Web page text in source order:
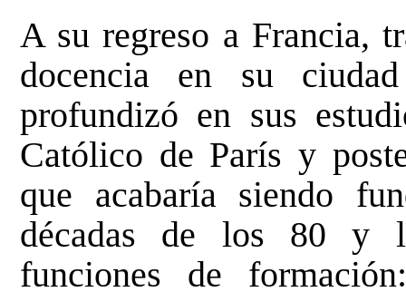
A su regreso a Francia,
docencia en su
profundizó en sus
Católico de París y
que acabaría siendo
décadas de los 80 y
funciones de